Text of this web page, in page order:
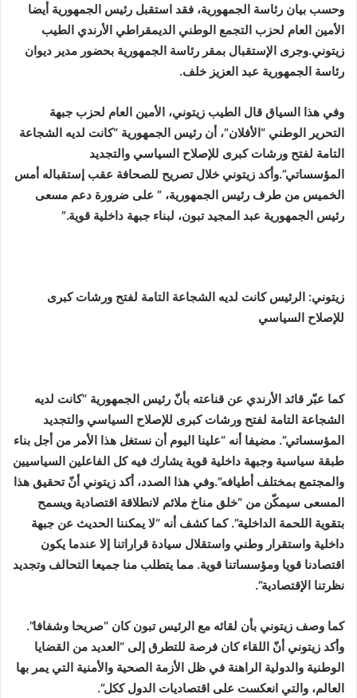
وحسب بيان رئاسة الجمهورية، فقد استقبل رئيس الجمهورية أيضا
الأمين العام لحزب التجمع الوطني الديمقراطي الأرندي الطيب
زيتوني.وجرى الإستقبال بمقر رئاسة الجمهورية بحضور مدير ديوان
رئاسة الجمهورية عبد العزيز خلف.
وفي هذا السياق قال الطيب زيتوني، الأمين العام لحزب جبهة
التحرير الوطني “الأفلان”، أن رئيس الجمهورية “كانت لديه الشجاعة
التامة لفتح ورشات كبرى للإصلاح السياسي والتجديد
المؤسساتي”.وأكد زيتوني خلال تصريح للصحافة عقب إستقباله أمس
الخميس من طرف رئيس الجمهورية، ” على ضرورة دعم مسعى
رئيس الجمهورية عبد المجيد تبون، لبناء جبهة داخلية قوية.”
زيتوني: الرئيس كانت لديه الشجاعة التامة لفتح ورشات كبرى
للإصلاح السياسي
كما عبّر قائد الأرندي عن قناعته بأنّ رئيس الجمهورية “كانت لديه
الشجاعة التامة لفتح ورشات كبرى للإصلاح السياسي والتجديد
المؤسساتي”. مضيفا أنه “علينا اليوم أن نستغل هذا الأمر من أجل بناء
طبقة سياسية وجبهة داخلية قوية يشارك فيه كل الفاعلين السياسيين
والمجتمع بمختلف أطيافه”.وفي هذا الصدد، أكد زيتوني أنّ تحقيق هذا
المسعى سيمكّن من “خلق مناخ ملائم لانطلاقة اقتصادية ويسمح
بتقوية اللحمة الداخلية”. كما كشف أنه “لا يمكننا الحديث عن جبهة
داخلية واستقرار وطني واستقلال سيادة قراراتنا إلا عندما يكون
اقتصادنا قويا ومؤسساتنا قوية. مما يتطلب منا جميعا التحالف وتجديد
نظرتنا الإقتصادية”.
كما وصف زيتوني بأن لقائه مع الرئيس تبون كان “صريحا وشفافا”.
وأكد زيتوني أنّ اللقاء كان فرصة للتطرق إلى “العديد من القضايا
الوطنية والدولية الراهنة في ظل الأزمة الصحية والأمنية التي يمر بها
العالم، والتي انعكست على اقتصاديات الدول ككل”.